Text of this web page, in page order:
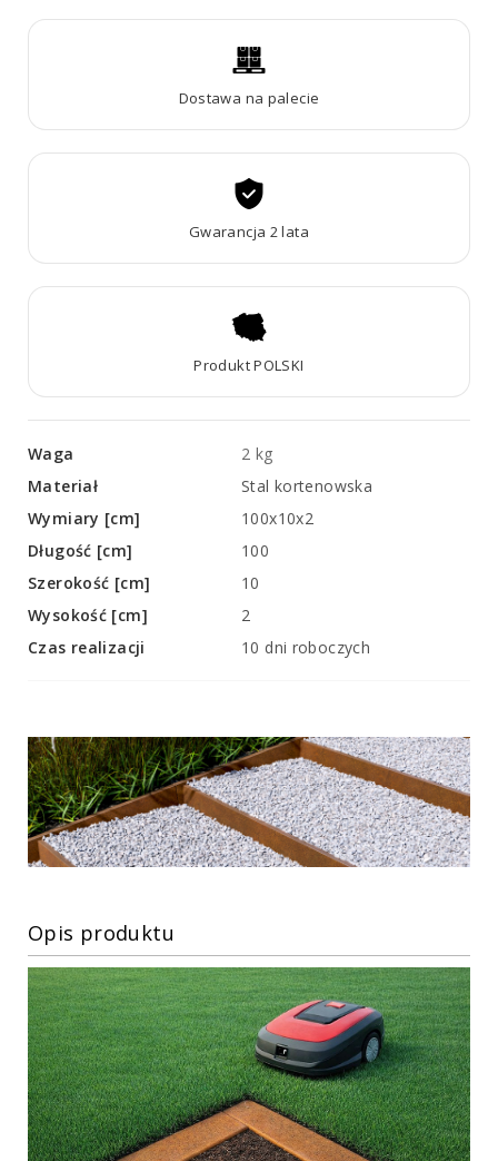
kosiarkę
Dostawa na palecie
Gwarancja 2 lata
Produkt POLSKI
Waga
2 kg
Materiał
Stal kortenowska
Wymiary [cm]
100x10x2
Długość [cm]
100
Szerokość [cm]
10
Wysokość [cm]
2
Czas realizacji
10 dni roboczych
Opis produktu